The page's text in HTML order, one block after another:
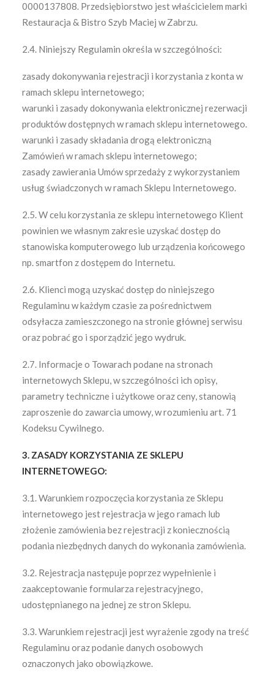
0000137808. Przedsiębiorstwo jest właścicielem marki
Restauracja & Bistro Szyb Maciej w Zabrzu.
2.4. Niniejszy Regulamin określa w szczególności:
zasady dokonywania rejestracji i korzystania z konta w
ramach sklepu internetowego;
warunki i zasady dokonywania elektronicznej rezerwacji
produktów dostępnych w ramach sklepu internetowego.
warunki i zasady składania drogą elektroniczną
Zamówień w ramach sklepu internetowego;
zasady zawierania Umów sprzedaży z wykorzystaniem
usług świadczonych w ramach Sklepu Internetowego.
2.5. W celu korzystania ze sklepu internetowego Klient
powinien we własnym zakresie uzyskać dostęp do
stanowiska komputerowego lub urządzenia końcowego
np. smartfon z dostępem do Internetu.
2.6. Klienci mogą uzyskać dostęp do niniejszego
Regulaminu w każdym czasie za pośrednictwem
odsyłacza zamieszczonego na stronie głównej serwisu
oraz pobrać go i sporządzić jego wydruk.
2.7. Informacje o Towarach podane na stronach
internetowych Sklepu, w szczególności ich opisy,
parametry techniczne i użytkowe oraz ceny, stanowią
zaproszenie do zawarcia umowy, w rozumieniu art. 71
Kodeksu Cywilnego.
3. ZASADY KORZYSTANIA ZE SKLEPU
INTERNETOWEGO:
3.1. Warunkiem rozpoczęcia korzystania ze Sklepu
internetowego jest rejestracja w jego ramach lub
złożenie zamówienia bez rejestracji z koniecznością
podania niezbędnych danych do wykonania zamówienia.
3.2. Rejestracja następuje poprzez wypełnienie i
zaakceptowanie formularza rejestracyjnego,
udostępnianego na jednej ze stron Sklepu.
3.3. Warunkiem rejestracji jest wyrażenie zgody na treść
Regulaminu oraz podanie danych osobowych
oznaczonych jako obowiązkowe.